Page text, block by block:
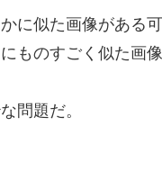
に似た画像がある
ものすごく似た画
問題だ。